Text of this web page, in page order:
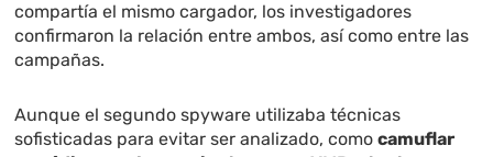
compartía el mismo cargador, los investigadores
confirmaron la relación entre ambos, así como entre las
campañas.
Aunque el segundo spyware utilizaba técnicas
sofisticadas para evitar ser analizado, comocamuflar